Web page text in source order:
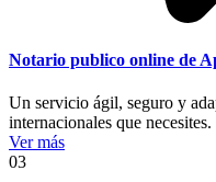
Notario publico online de
Un servicio ágil, seguro y
internacionales que necesites.
Ver más
03